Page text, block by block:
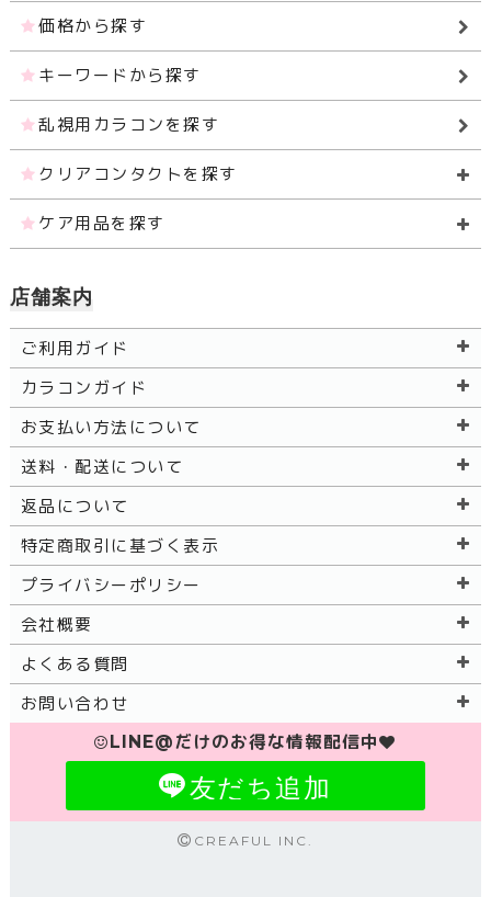
価格から探す
キーワードから探す
乱視用カラコンを探す
クリアコンタクトを探す
ケア用品を探す
店舗案内
ご利用ガイド
カラコンガイド
お支払い方法について
送料・配送について
返品について
特定商取引に基づく表示
プライバシーポリシー
会社概要
よくある質問
お問い合わせ
LINE@だけのお得な情報配信中
友だち追加
CREAFUL INC.